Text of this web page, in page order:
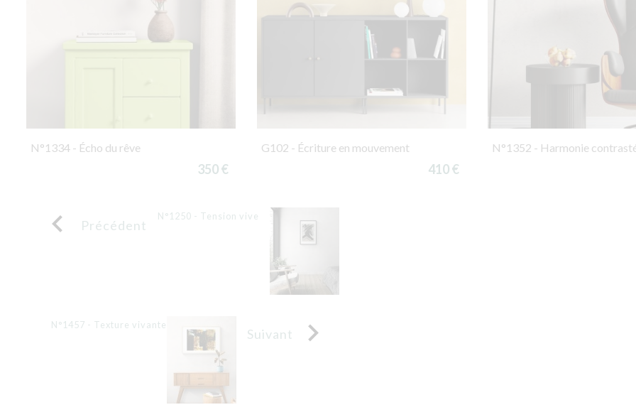
N°1334 - Écho du rêve
350 €
G102 - Écriture en mouvement
410 €
N°1352 - Harmonie
 Précédent
N°1250 - Tension vive
Suivant 
N°1457 - Texture vivante